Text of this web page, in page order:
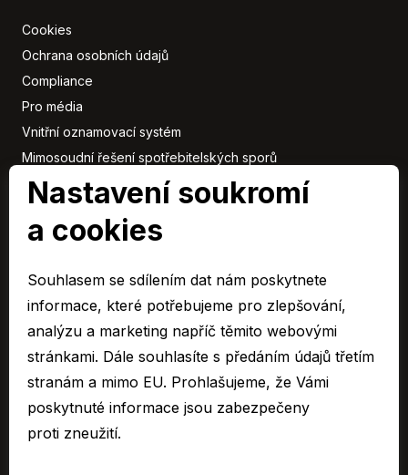
Cookies
Ochrana osobních údajů
Compliance
Pro média
Vnitřní oznamovací systém
Mimosoudní řešení spotřebitelských sporů
Sbírka listin
Členové
ARAVER CZ člen skupiny AUTO UH s.r.o.
EURO CAR Zlín člen skupiny AUTO UH s.r.o.
C&K člen skupiny AUTO UH a.s.
AUTO JIHLAVA člen skupiny AUTO UH s.r.o.
Autospol člen skupiny AUTO UH s.r.o.
Autospol Chery
Více …
Nastavení soukromí
a cookies
Souhlasem se sdílením dat nám poskytnete
informace, které potřebujeme pro zlepšování,
analýzu a marketing napříč těmito webovými
stránkami. Dále souhlasíte s předáním údajů třetím
stranám a mimo EU. Prohlašujeme, že Vámi
poskytnuté informace jsou zabezpečeny
proti zneužití.